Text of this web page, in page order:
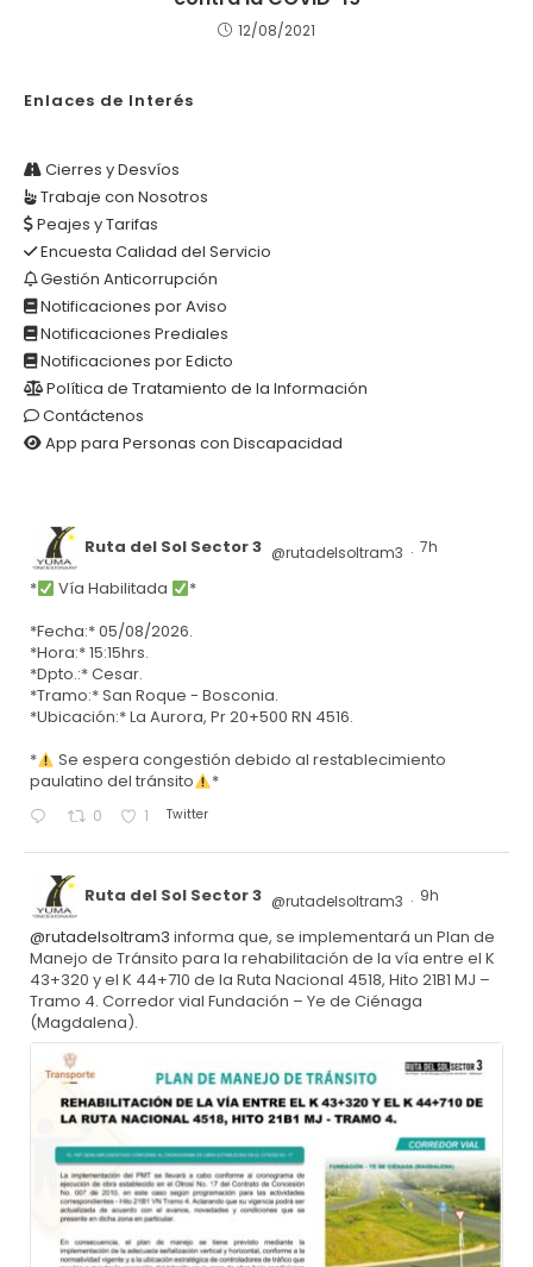
12/08/2021
Enlaces de Interés
Cierres y Desvíos
Trabaje con Nosotros
Peajes y Tarifas
Encuesta Calidad del Servicio
Gestión Anticorrupción
Notificaciones por Aviso
Notificaciones Prediales
Notificaciones por Edicto
Política de Tratamiento de la Información
Contáctenos
App para Personas con Discapacidad
Ruta del Sol Sector 3 @rutadelsoltram3 · 7h
* Vía Habilitada
*
*Fecha:* 05/08/2026.
*Hora:* 15:15hrs.
*Dpto.:* Cesar.
*Tramo:* San Roque - Bosconia.
*Ubicación:* La Aurora, Pr 20+500 RN 4516.
*
Se espera congestión debido al restablecimiento
paulatino del tránsito
*
0 1 Twitter
Ruta del Sol Sector 3 @rutadelsoltram3 · 9h
@rutadelsoltram3 informa que, se implementará un Plan de
Manejo de Tránsito para la rehabilitación de la vía entre el K
43+320 y el K 44+710 de la Ruta Nacional 4518, Hito 21B1 MJ –
Tramo 4. Corredor vial Fundación – Ye de Ciénaga
(Magdalena).